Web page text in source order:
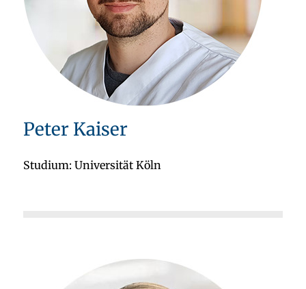
Peter Kaiser
Studium: Universität Köln